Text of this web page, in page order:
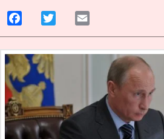
Facebook Twitter